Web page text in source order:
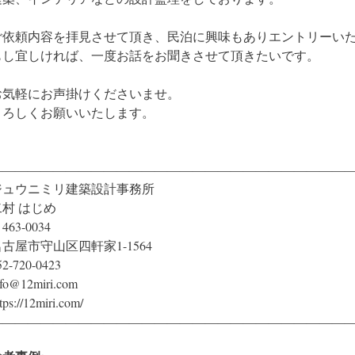
頼内容を拝見させて頂き、民泊に興味もありエントリーいた
宜しければ、一度お話をお聞きさせて頂きたいです。
軽にお声掛けくださいませ。
しくお願いいたします。
ウニミリ建築設計事務所
はじめ
0034
屋市守山区四軒家1-1564
720-0423
12miri.com/